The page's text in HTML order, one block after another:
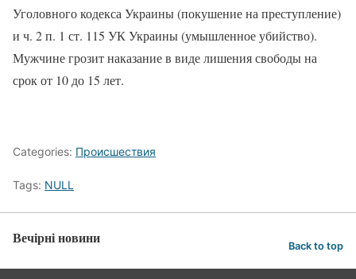
Уголовного кодекса Украины (покушение на преступление)
и ч. 2 п. 1 ст. 115 УК Украины (умышленное убийство).
Мужчине грозит наказание в виде лишения свободы на
срок от 10 до 15 лет.
Categories: Происшествия
Tags: NULL
Вечірні новини Back to top